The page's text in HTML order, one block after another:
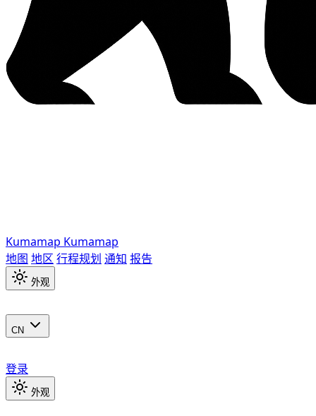
Kumamap Kumamap
地图 地区 行程规划 通知 报告
外观
CN
登录
外观